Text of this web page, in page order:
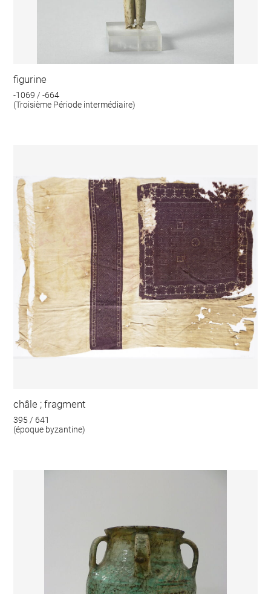
figurine
-1069 / -664
(Troisième Période intermédiaire)
châle ; fragment
395 / 641
(époque byzantine)